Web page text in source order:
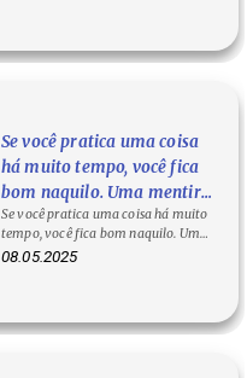
Se você pratica uma coisa
há muito tempo, você fica
bom naquilo. Uma mentira
que se repete muito, vira
verdade. Todo mundo trai
todo mundo.
Se você pratica uma coisa há muito
tempo, você fica bom naquilo. Uma
mentira que se repete muito, vira…
08.05.2025